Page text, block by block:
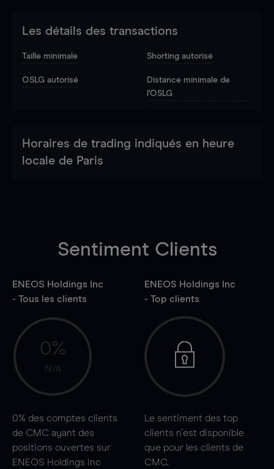
Les détails des transactions
Taille minimale Shorting autorisé
OSLG autorisé
Distance minimale de
l'OSLG
Horaires de trading indiqués en heure
locale de Paris
Sentiment Clients
ENEOS Holdings Inc
- Tous les clients
0%
N/A
0% des comptes clients
de CMC ayant des
positions ouvertes sur
ENEOS Holdings Inc
ENEOS Holdings Inc
- Top clients
Le sentiment des top
clients n'est disponible
que pour les clients de
CMC.